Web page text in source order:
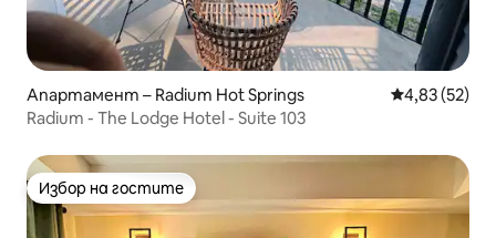
Апартамент – Radium Hot Springs Средна
4,83 (52)
Radium - The Lodge Hotel - Suite 103
Избор на гостите
Избор на гостите